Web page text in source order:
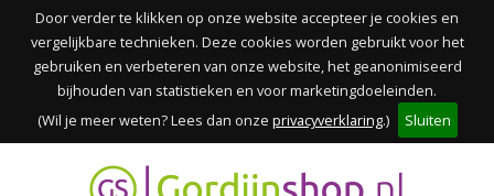
Door verder te klikken op onze website accepteer je cookies en
vergelijkbare technieken. Deze cookies worden gebruikt voor het
gebruiken en verbeteren van onze website, het geanonimiseerd
bijhouden van statistieken en voor marketingdoeleinden.
(Wil je meer weten? Lees dan onze privacyverklaring.) Sluiten